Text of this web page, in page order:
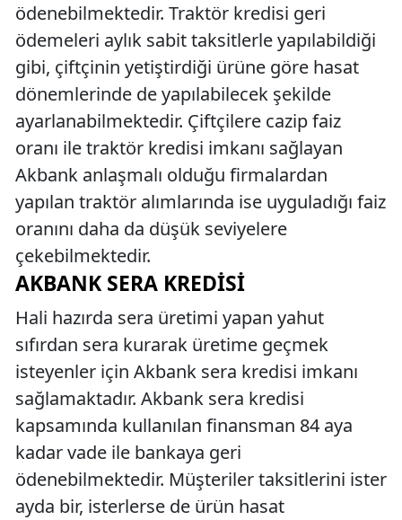
ödenebilmektedir. Traktör kredisi geri
ödemeleri aylık sabit taksitlerle yapılabildiği
gibi, çiftçinin yetiştirdiği ürüne göre hasat
dönemlerinde de yapılabilecek şekilde
ayarlanabilmektedir. Çiftçilere cazip faiz
oranı ile traktör kredisi imkanı sağlayan
Akbank anlaşmalı olduğu firmalardan
yapılan traktör alımlarında ise uyguladığı faiz
oranını daha da düşük seviyelere
çekebilmektedir.
AKBANK SERA KREDISI
Hali hazırda sera üretimi yapan yahut
sıfırdan sera kurarak üretime geçmek
isteyenler için Akbank sera kredisi imkanı
sağlamaktadır. Akbank sera kredisi
kapsamında kullanılan finansman 84 aya
kadar vade ile bankaya geri
ödenebilmektedir. Müşteriler taksitlerini ister
ayda bir, isterlerse de ürün hasat